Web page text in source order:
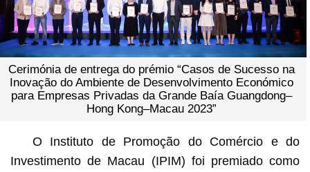
Cerimónia de entrega do prémio “Casos de Sucesso na
Inovação do Ambiente de Desenvolvimento Económico
para Empresas Privadas da Grande Baía Guangdong–
Hong Kong–Macau 2023”
O Instituto de Promoção do Comércio e do
Investimento de Macau (IPIM) foi premiado como